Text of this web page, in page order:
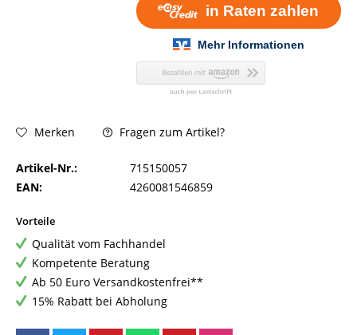
Merken Fragen zum Artikel?
Artikel-Nr.:
715150057
EAN:
4260081546859
Vorteile
Qualität vom Fachhandel
Kompetente Beratung
Ab 50 Euro Versandkostenfrei**
15% Rabatt bei Abholung